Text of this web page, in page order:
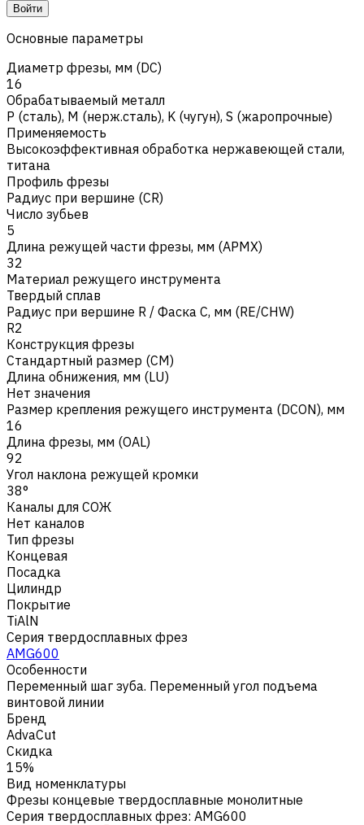
Войти
Основные параметры
Диаметр фрезы, мм (DC)
16
Обрабатываемый металл
Р (сталь), M (нерж.сталь), K (чугун), S (жаропрочные)
Применяемость
Высокоэффективная обработка нержавеющей стали,
титана
Профиль фрезы
Радиус при вершине (CR)
Число зубьев
5
Длина режущей части фрезы, мм (APMX)
32
Материал режущего инструмента
Твердый сплав
Радиус при вершине R / Фаска C, мм (RE/CHW)
R2
Конструкция фрезы
Стандартный размер (CM)
Длина обнижения, мм (LU)
Нет значения
Размер крепления режущего инструмента (DCON), мм
16
Длина фрезы, мм (OAL)
92
Угол наклона режущей кромки
38°
Каналы для СОЖ
Нет каналов
Тип фрезы
Концевая
Посадка
Цилиндр
Покрытие
TiAlN
Серия твердосплавных фрез
AMG600
Особенности
Переменный шаг зуба. Переменный угол подъема
винтовой линии
Бренд
AdvaCut
Скидка
15%
Вид номенклатуры
Фрезы концевые твердосплавные монолитные
Серия твердосплавных фрез: AMG600